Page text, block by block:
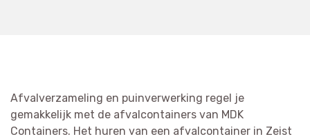
Afvalverzameling en puinverwerking regel je
gemakkelijk met de afvalcontainers van MDK
Containers. Het huren van een afvalcontainer in Zeist